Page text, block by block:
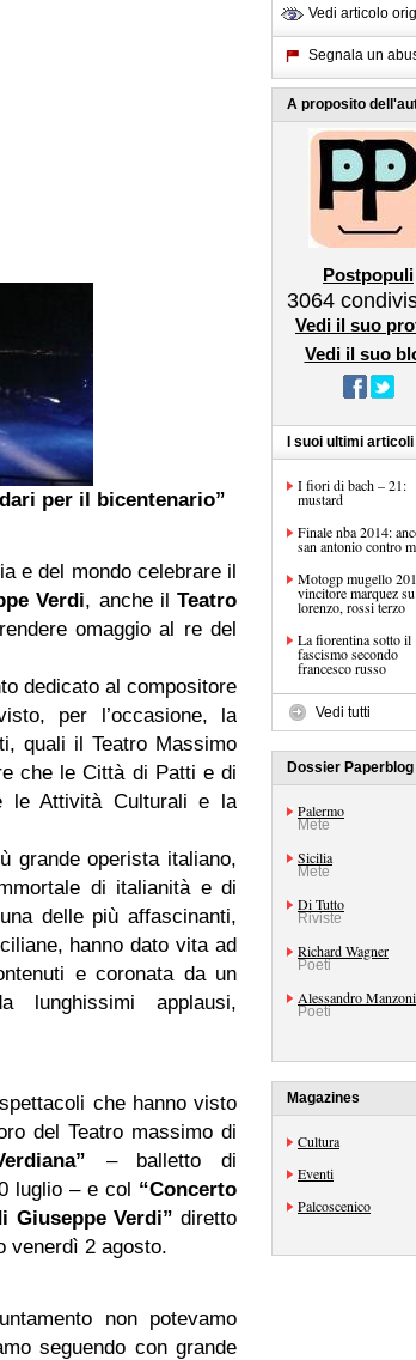
per il bicentenario”
e del mondo celebrare il
Verdi, anche il Teatro
omaggio al re del
dedicato al compositore
per l’occasione, la
quali il Teatro Massimo
che le Città di Patti e di
le Attività Culturali e la
grande operista italiano,
di italianità e di
delle più affascinanti,
hanno dato vita ad
e coronata da un
lunghissimi applausi,
che hanno visto
del Teatro massimo di
– balletto di
luglio – e col “Concerto
Giuseppe Verdi” diretto
venerdì 2 agosto.
non potevamo
seguendo con grande
Vedi articolo
Segnala un
A proposito
Postpopuli
3064
Vedi il suo
Vedi il suo
I suoi ultimi articoli
I fiori di bach – 21:
mustard
Finale nba 2014:
san antonio contro
Motogp mugello
vincitore marquez su
lorenzo, rossi terzo
La fiorentina sotto il
fascismo secondo
francesco russo
Vedi tutti
Dossier Paperblog
Palermo
Mete
Sicilia
Mete
Di Tutto
Riviste
Richard Wagner
Poeti
Alessandro Manzoni
Poeti
Magazines
Cultura
Eventi
Palcoscenico